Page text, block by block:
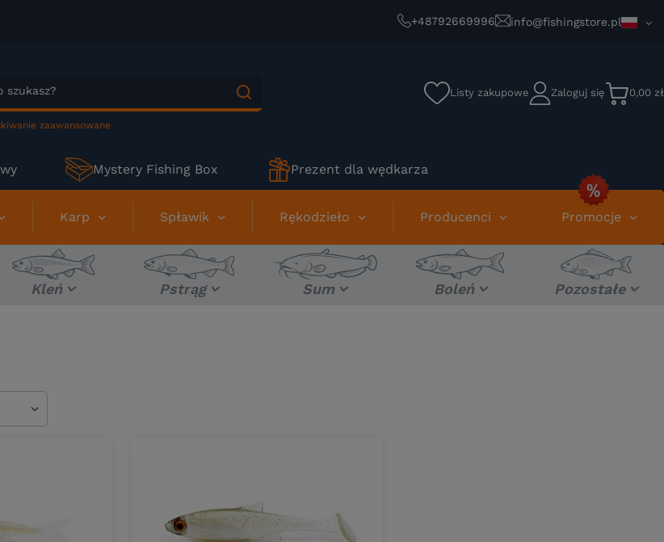
+48792669996 info@fishingstore.pl
zaawansowane
Listy zakupowe Zaloguj się 0,00 zł
Mystery Fishing Box Prezent dla wędkarza
Karp Spławik Rękodzieło Producenci Promocje
Kleń Pstrąg Sum Boleń Pozostałe